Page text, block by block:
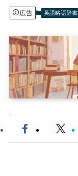
広告 英語略語辞書